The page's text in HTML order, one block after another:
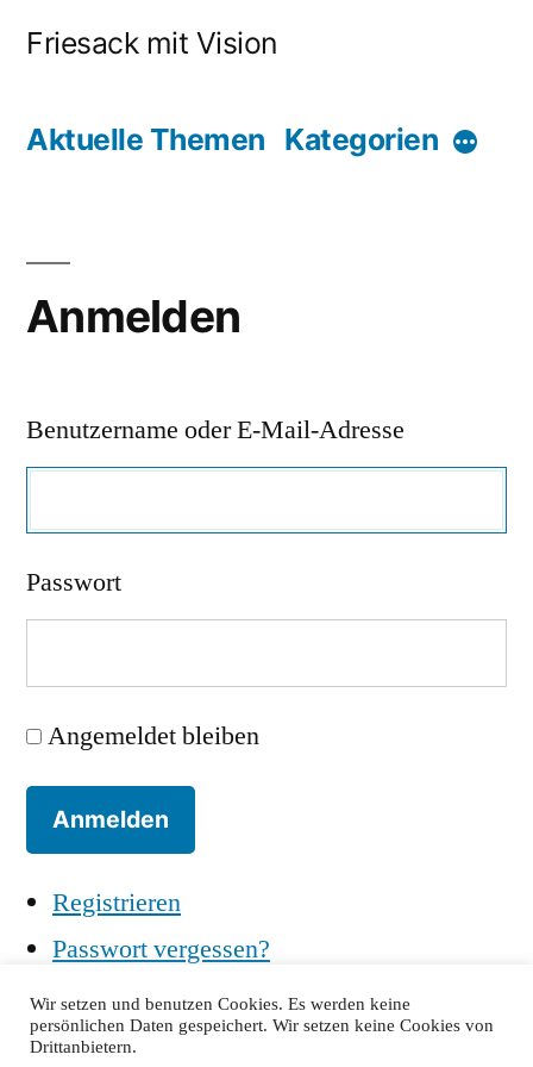
Friesack mit Vision
Aktuelle Themen Kategorien
Anmelden
Benutzername oder E-Mail-Adresse
Passwort
Angemeldet bleiben
Anmelden
Registrieren
Passwort vergessen?
Wir setzen und benutzen Cookies. Es werden keine
persönlichen Daten gespeichert. Wir setzen keine Cookies von
Drittanbietern.